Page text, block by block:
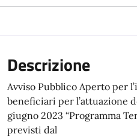
Descrizione
Avviso Pubblico Aperto per
beneficiari per l’attuazione
giugno 2023 “Programma
previsti dal